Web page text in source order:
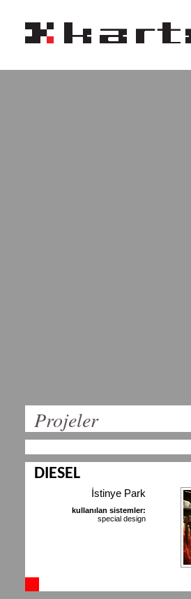
Projeler
DIESEL
İstinye Park
kullanılan sistemler:
special design